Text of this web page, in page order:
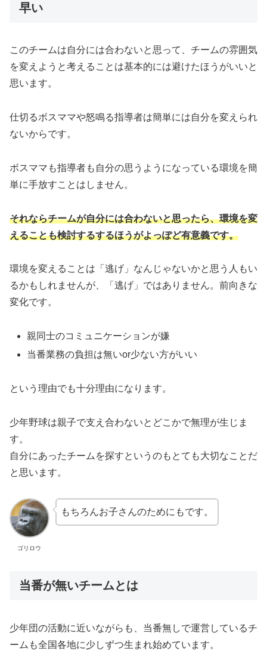
早い
このチームは自分には合わないと思って、チームの雰囲気
を変えようと考えることは基本的には避けたほうがいいと
思います。
仕切るボスママや怒鳴る指導者は簡単には自分を変えられ
ないからです。
ボスママも指導者も自分の思うようになっている環境を簡
単に手放すことはしません。
それならチームが自分には合わないと思ったら、環境を変
えることも検討するするほうがよっぽど有意義です。
環境を変えることは「逃げ」なんじゃないかと思う人もい
るかもしれませんが、「逃げ」ではありません。前向きな
変化です。
親同士のコミュニケーションが嫌
当番業務の負担は無いor少ない方がいい
という理由でも十分理由になります。
少年野球は親子で支え合わないとどこかで無理が生じま
す。
自分にあったチームを探すというのもとても大切なことだ
と思います。
ゴリロウ
もちろんお子さんのためにもです。
当番が無いチームとは
少年団の活動に近いながらも、当番無しで運営しているチ
ームも全国各地に少しずつ生まれ始めています。